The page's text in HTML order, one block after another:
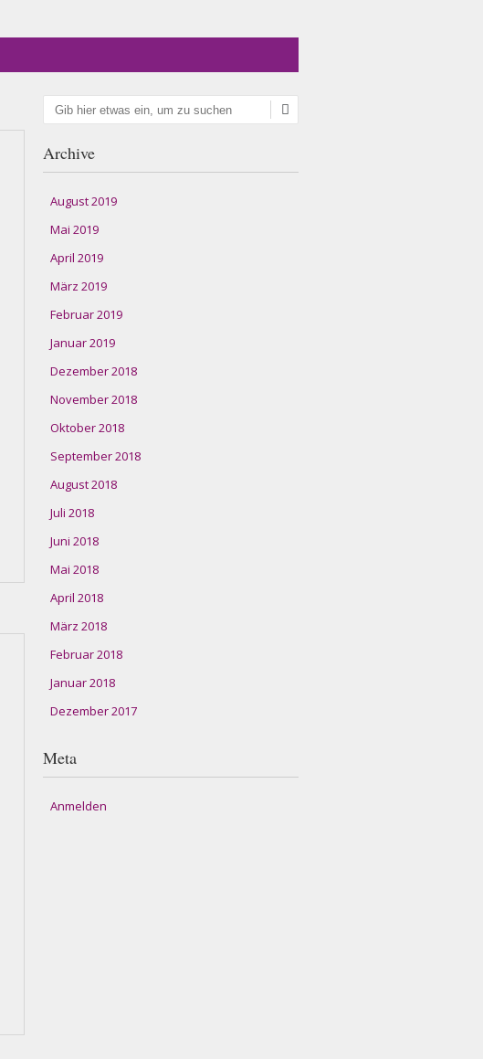
Suchen
Archive
August 2019
Mai 2019
April 2019
März 2019
Februar 2019
Januar 2019
Dezember 2018
November 2018
Oktober 2018
September 2018
August 2018
Juli 2018
Juni 2018
Mai 2018
April 2018
März 2018
Februar 2018
Januar 2018
Dezember 2017
Meta
Anmelden